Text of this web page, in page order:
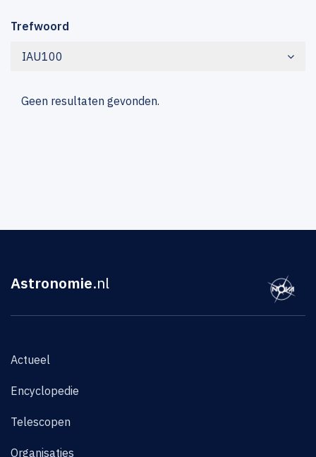
Trefwoord
IAU100
Geen resultaten gevonden.
Astronomie.nl
Actueel
Encyclopedie
Telescopen
Organisaties